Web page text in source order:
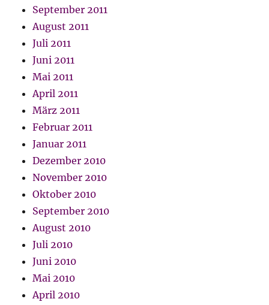
September 2011
August 2011
Juli 2011
Juni 2011
Mai 2011
April 2011
März 2011
Februar 2011
Januar 2011
Dezember 2010
November 2010
Oktober 2010
September 2010
August 2010
Juli 2010
Juni 2010
Mai 2010
April 2010